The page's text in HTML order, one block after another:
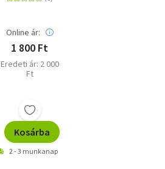
Online ár:
1 800 Ft
Eredeti ár: 2 000
Ft
Kosárba
2 - 3 munkanap